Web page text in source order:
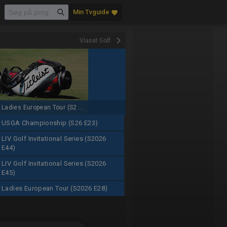
Min Tvguide favorite
Viasat Golf keyboard_arrow_right
Ladies European Tour (S2 ...
USGA Championship (S26 E23)
LIV Golf Invitational Series (S2026
E44)
LIV Golf Invitational Series (S2026
E45)
Ladies European Tour (S2026 E28)